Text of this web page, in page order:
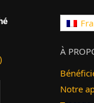
À
Notre